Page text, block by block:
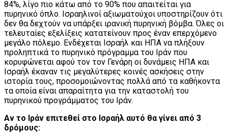
84%, λίγο πιο κάτω από το 90% που απαιτείται για
πυρηνικό όπλο. Ισραηλινοί αξιωματούχοι υποστηρίζουν ότι
δεν θα δεχτούν να υπάρξει ιρανική πυρηνική βόμβα. Όλες οι
τελευταίες εξελίξεις κατατείνουν προς έναν επερχόμενο
μεγάλο πόλεμο. Ενδέχεται Ισραήλ και ΗΠΑ να πλήξουν
προληπτικά το πυρηνικό πρόγραμμα του Ιράν που
κορυφώνεται αφού τον τον Γενάρη οι δυνάμεις ΗΠΑ και
Ισραήλ έκαναν τις μεγαλύτερες κοινές ασκήσεις στην
ιστορία τους, προσομοιώνοντας πολλά από τα καθήκοντα
τα οποία είναι απαραίτητα για την καταστολή του
πυρηνικού προγράμματος του Ιράν.
Αν το Ιράν επιτεθεί στο Ισραήλ αυτό θα γίνει από 3
δρόμους: